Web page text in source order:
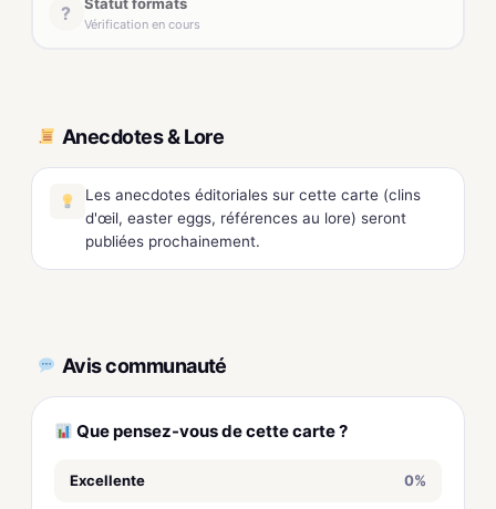
? Vérification en cours
Anecdotes & Lore
Les anecdotes éditoriales sur cette carte (clins
d'œil, easter eggs, références au lore) seront
publiées prochainement.
Avis communauté
Que pensez-vous de cette carte ?
Excellente 0%